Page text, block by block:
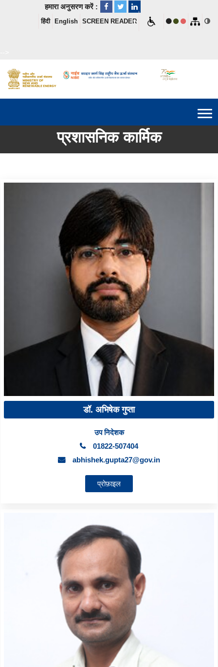
हमारा अनुसरण करें :
हिंदी English SCREEN READER
प्रशासनिक कार्मिक
डॉ. अभिषेक गुप्ता
उप निदेशक
01822-507404
abhishek.gupta27@gov.in
प्रोफ़ाइल